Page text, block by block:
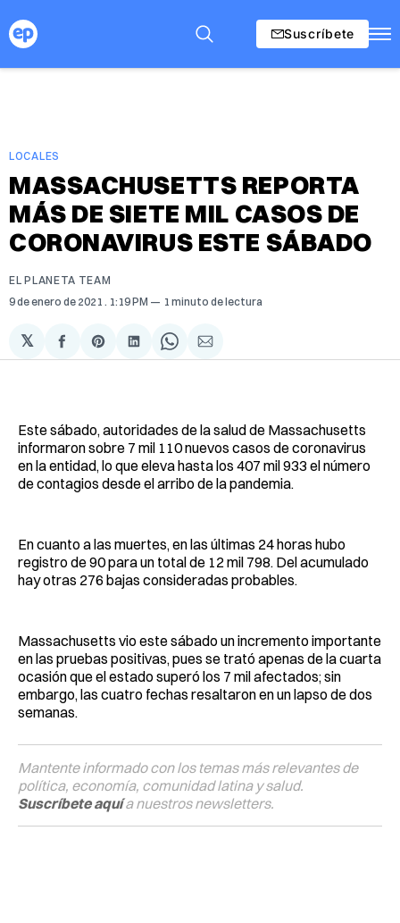
Suscríbete
LOCALES
MASSACHUSETTS REPORTA
MÁS DE SIETE MIL CASOS DE
CORONAVIRUS ESTE SÁBADO
EL PLANETA TEAM
9 de enero de 2021 . 1:19 PM 1 minuto de lectura
𝕏
Compartir
en
Share
on
Compartir
en
Share
on
Compartir
via
Este sábado, autoridades de la salud de Massachusetts
informaron sobre 7 mil 110 nuevos casos de coronavirus
en la entidad, lo que eleva hasta los 407 mil 933 el número
de contagios desde el arribo de la pandemia.
En cuanto a las muertes, en las últimas 24 horas hubo
registro de 90 para un total de 12 mil 798. Del acumulado
hay otras 276 bajas consideradas probables.
Massachusetts vio este sábado un incremento importante
en las pruebas positivas, pues se trató apenas de la cuarta
ocasión que el estado superó los 7 mil afectados; sin
embargo, las cuatro fechas resaltaron en un lapso de dos
semanas.
Mantente informado con los temas más relevantes de
política, economía, comunidad latina y salud.
Suscríbete aquía nuestros newsletters.